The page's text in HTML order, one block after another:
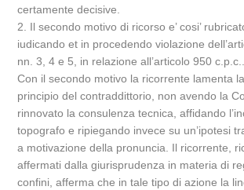
certamente decisive.
2. Il secondo motivo di ricorso e’ cosi’
iudicando et in procedendo violazione
nn. 3, 4 e 5, in relazione all’articolo 950 c.p.c..
Con il secondo motivo la ricorrente lamenta
principio del contraddittorio, non avendo la
rinnovato la consulenza tecnica, affidando
topografo e ripiegando invece su un’ipotesi
a motivazione della pronuncia. Il ricorrente,
affermati dalla giurisprudenza in materia di
confini, afferma che in tale tipo di azione la